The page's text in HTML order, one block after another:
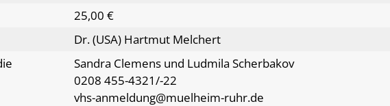
25,00 €
Dr. (USA) Hartmut Melchert
Sandra Clemens und Ludmila Scherbakov
0208 455-4321/-22
vhs-anmeldung@muelheim-ruhr.de